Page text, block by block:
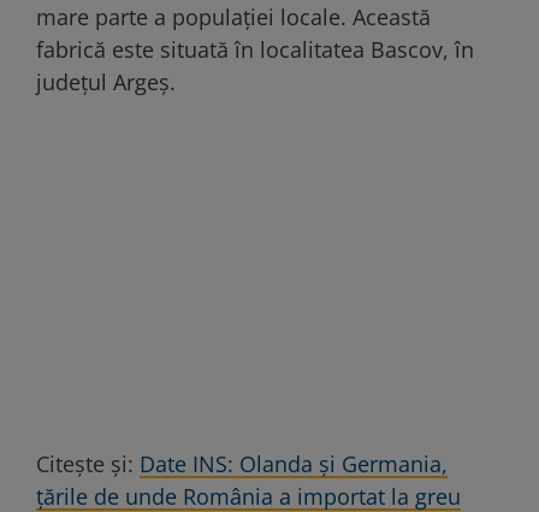
mare parte a populației locale. Această
fabrică este situată în localitatea Bascov, în
județul Argeș.
Citește și: Date INS: Olanda și Germania,
țările de unde România a importat la greu